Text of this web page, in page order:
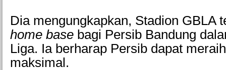
Dia mengungkapkan, Stadion GBLA
home base bagi Persib Bandung
Liga. Ia berharap Persib dapat
maksimal.